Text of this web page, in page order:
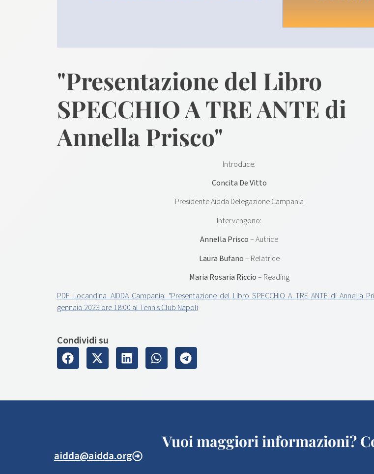
"Presentazione del Libro
SPECCHIO A TRE ANTE di
Annella Prisco"
Introduce:
Concita De Vitto
Presidente Aidda Delegazione Campania
Intervengono:
Annella Prisco– Autrice
Laura Bufano– Relatrice
Maria Rosaria Riccio– Reading
PDF_Locandina_AIDDA Campania: "Presentazione del Libro SPECCHIO A TRE ANTE di Annella
gennaio 2023 ore 18:00 al Tennis Club Napoli
Condividi su
Vuoi maggiori informazioni?
aidda@aidda.org